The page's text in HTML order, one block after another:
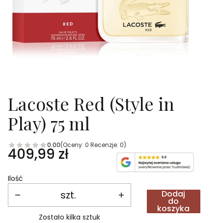
Lacoste Red (Style in
Play) 75 ml
0.00(Oceny: 0 Recenzje: 0)
Cena
409,99 zł
Ilość
szt.
Zostało kilka sztuk
Dodaj
do
koszyka